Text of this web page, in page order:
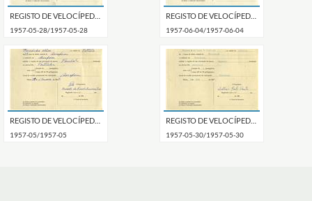
1957-05-28/1957-05-28 1957-06-04/1957-06-04
1957-05/1957-05 1957-05-30/1957-05-30